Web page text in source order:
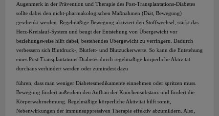
Augenmerk in der Prävention und Therapie des Post-Transplantations-Diabetes
sollte dabei den nicht-pharmakologischen Maßnahmen (Diät, Bewegung)
geschenkt werden. Regelmäßige Bewegung aktiviert den Stoffwechsel, stärkt das
Herz-Kreislauf-System und beugt der Entstehung von Übergewicht vor
beziehungsweise hilft dabei, bestehendes Übergewicht zu verringern. Dadurch
verbessern sich Blutdruck-, Blutfett- und Blutzuckerwerte. So kann die Entstehung
eines Post-Transplantations-Diabetes durch regelmäßige körperliche Aktivität
durchaus verhindert werden oder zumindest dazu
führen, dass man weniger Diabetesmedikamente einnehmen oder spritzen muss.
Bewegung fördert außerdem den Aufbau der Knochensubstanz und fördert die
Körperwahrnehmung. Regelmäßige körperliche Aktivität hilft somit,
Nebenwirkungen der immunsuppressiven Therapie effektiv abzumildern. Also,